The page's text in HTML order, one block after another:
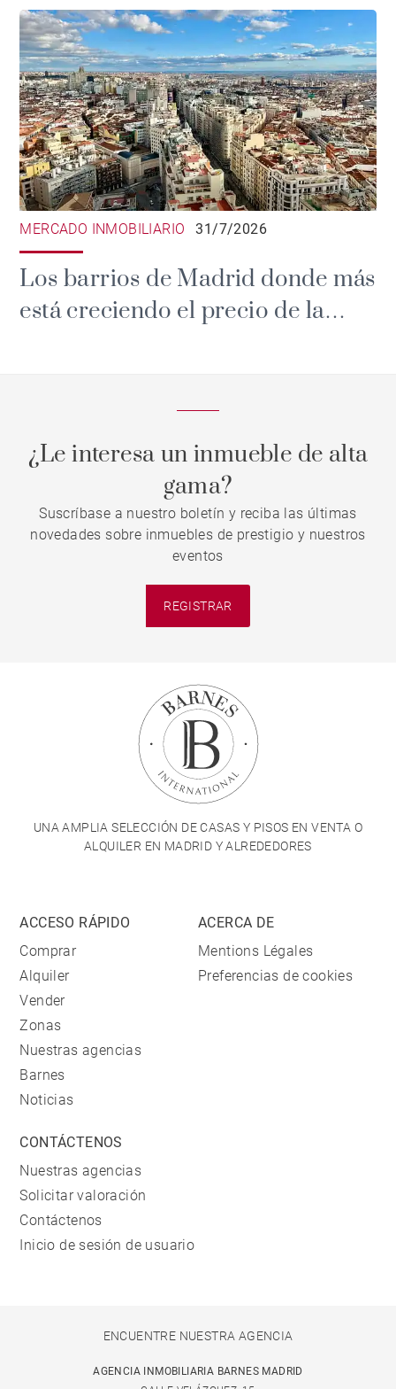
MERCADO INMOBILIARIO 31/7/2026
Los barrios de Madrid donde más
está creciendo el precio de la
¿Le interesa un inmueble de alta
gama?
Suscríbase a nuestro boletín y reciba las últimas
novedades sobre inmuebles de prestigio y nuestros
eventos
REGISTRAR
UNA AMPLIA SELECCIÓN DE CASAS Y PISOS EN VENTA O
ALQUILER EN MADRID Y ALREDEDORES
ACCESO RÁPIDO
Comprar
Alquiler
Vender
Zonas
Nuestras agencias
Barnes
Noticias
ACERCA DE
Mentions Légales
Preferencias de cookies
CONTÁCTENOS
Nuestras agencias
Solicitar valoración
Contáctenos
Inicio de sesión de usuario
ENCUENTRE NUESTRA AGENCIA
AGENCIA INMOBILIARIA BARNES MADRID